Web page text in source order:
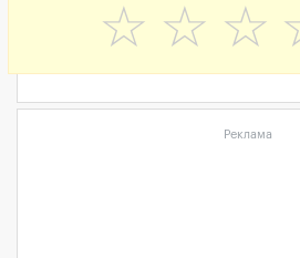
☆
☆
☆
Реклама